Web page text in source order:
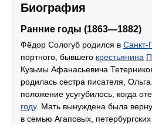
Биография
Ранние годы (1863—1882)
Фёдор Сологуб родился в Санкт-
портного, бывшего крестьянина
Кузьмы Афанасьевича
родилась сестра писателя,
положение усугубилось, когда
году. Мать вынуждена была
в семью Агаповых,